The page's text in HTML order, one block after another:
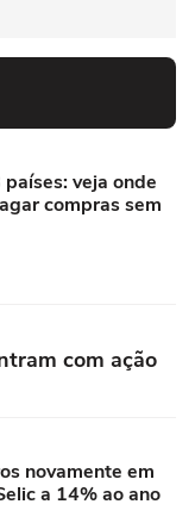
veja onde
compras sem
com ação
novamente em
a 14% ao ano